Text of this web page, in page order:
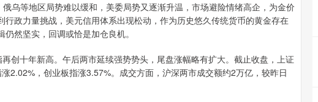
乌等地区局势难以缓和，美委局势又逐渐升温，市场避险情绪高企，为金价
政力量挑战，美元信用体系出现松动，作为历史悠久传统货币的黄金存在
然坚实，回调或恰是加仓良机。
创十年新高。午后两市延续强势势头，尾盘涨幅略有扩大。截止收盘，上证
2.02%，创业板指涨3.57%。成交方面，沪深两市成交额约2万亿，较昨日